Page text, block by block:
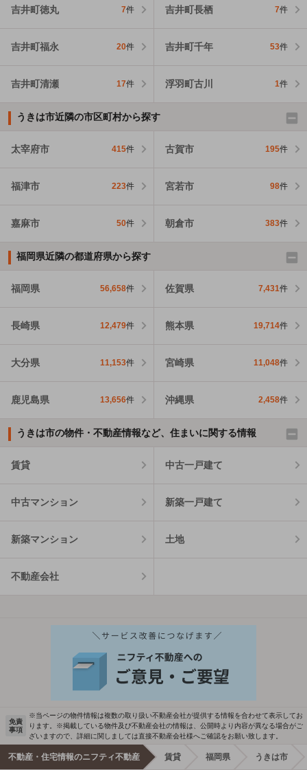
吉井町徳丸 7件 吉井町長栖 7件
吉井町福永 20件 吉井町千年 53件
吉井町清瀬 17件 浮羽町古川 1件
うきは市近隣の市区町村から探す
太宰府市 415件 古賀市 195件
福津市 223件 宮若市 98件
嘉麻市 50件 朝倉市 383件
福岡県近隣の都道府県から探す
福岡県 56,658件 佐賀県 7,431件
長崎県 12,479件 熊本県 19,714件
大分県 11,153件 宮崎県 11,048件
鹿児島県 13,656件 沖縄県 2,458件
うきは市の物件・不動産情報など、住まいに関する情報
賃貸 中古一戸建て
中古マンション 新築一戸建て
新築マンション 土地
不動産会社
免責
事項
※当ページの物件情報は複数の取り扱い不動産会社が提供する情報を合わせて表示してお
ります。※掲載している物件及び不動産会社の情報は、公開時より内容が異なる場合がご
ざいますので、詳細に関しましては直接不動産会社様へご確認をお願い致します。
不動産・住宅情報のニフティ不動産 賃貸 福岡県 うきは市